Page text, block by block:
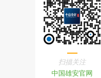
扫描关注
中国雄安官网